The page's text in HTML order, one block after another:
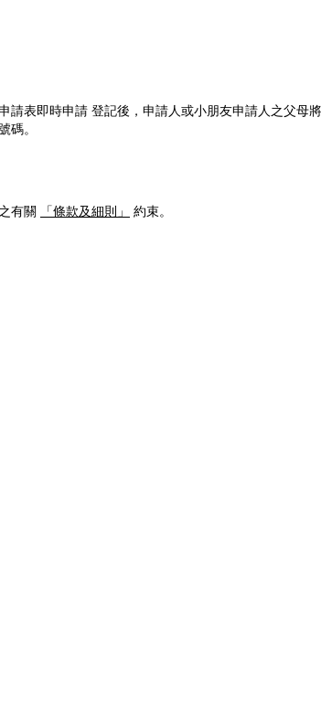
請表即時申請 登記後，申請人或小朋友申請人之父母
碼。
有關 「條款及細則」 約束。